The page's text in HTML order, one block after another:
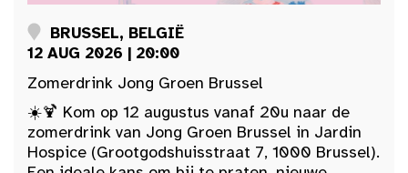
BRUSSEL, BELGIË
12 AUG 2026 | 20:00
Zomerdrink Jong Groen Brussel
☀️🍹 Kom op 12 augustus vanaf 20u naar de
zomerdrink van Jong Groen Brussel in Jardin
Hospice (Grootgodshuisstraat 7, 1000 Brussel).